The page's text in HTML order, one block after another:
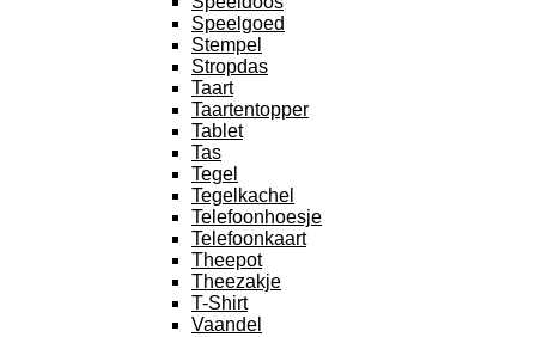
Speelgoed
Stempel
Stropdas
Taart
Taartentopper
Tablet
Tas
Tegel
Tegelkachel
Telefoonhoesje
Telefoonkaart
Theepot
Theezakje
T-Shirt
Vaandel